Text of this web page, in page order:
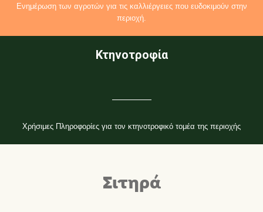
Ενημέρωση των αγροτών για τις καλλιέργειες που ευδοκιμούν στην
περιοχή.
Κτηνοτροφία
Χρήσιμες Πληροφορίες για τον κτηνοτροφικό τομέα της περιοχής
Σιτηρά